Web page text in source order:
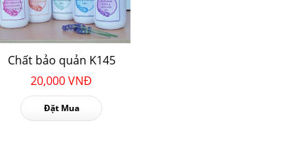
Chất bảo quản K145
20,000 VNĐ
Đặt Mua